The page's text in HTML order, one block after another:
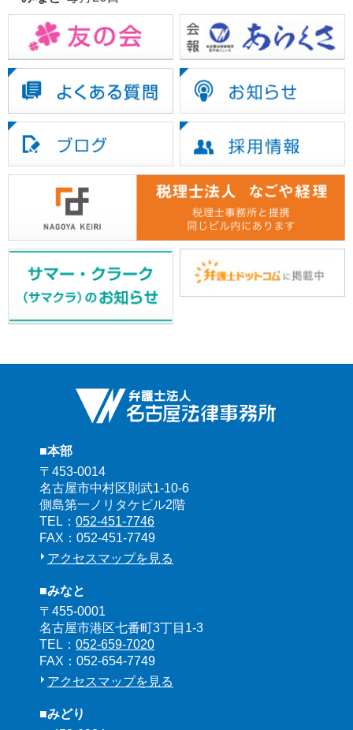
■本部
〒453-0014
名古屋市中村区則武1-10-6
側島第一ノリタケビル2階
TEL： 052-451-7746
FAX：052-451-7749
アクセスマップを見る
■みなと
〒455-0001
名古屋市港区七番町3丁目1-3
TEL： 052-659-7020
FAX：052-654-7749
アクセスマップを見る
■みどり